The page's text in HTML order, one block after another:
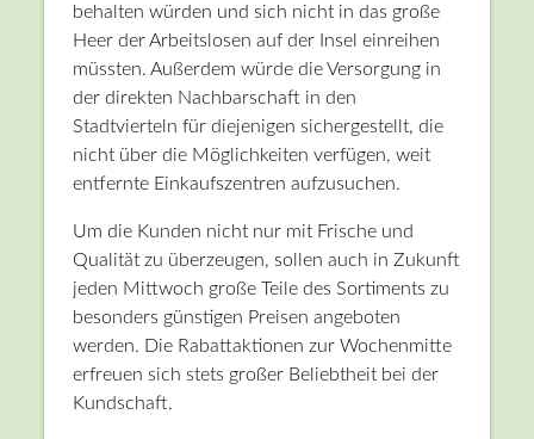
behalten würden und sich nicht in das große
Heer der Arbeitslosen auf der Insel einreihen
müssten. Außerdem würde die Versorgung in
der direkten Nachbarschaft in den
Stadtvierteln für diejenigen sichergestellt, die
nicht über die Möglichkeiten verfügen, weit
entfernte Einkaufszentren aufzusuchen.
Um die Kunden nicht nur mit Frische und
Qualität zu überzeugen, sollen auch in Zukunft
jeden Mittwoch große Teile des Sortiments zu
besonders günstigen Preisen angeboten
werden. Die Rabattaktionen zur Wochenmitte
erfreuen sich stets großer Beliebtheit bei der
Kundschaft.